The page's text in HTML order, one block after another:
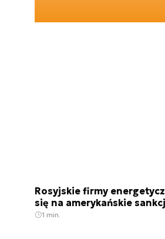
Rosyjskie firmy
się na amerykańskie
1 min.